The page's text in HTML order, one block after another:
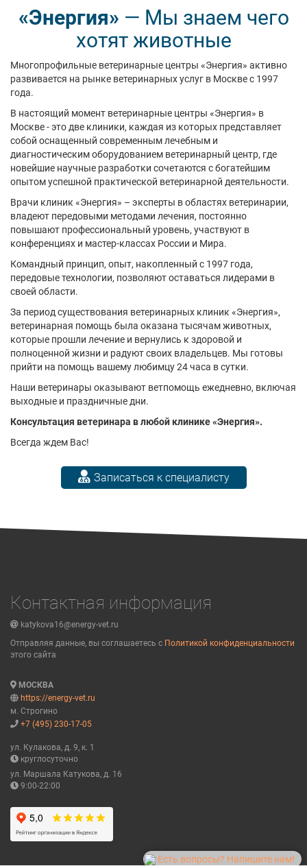
«Энергия» — Мы знаем чего
хотят животные
Многопрофильные ветеринарные центры «Энергия» активно
развивается на рынке ветеринарных услуг в Москве с 1997
года.
В настоящий момент ветеринарные центры «Энергия» в
Москве - это две клиники, каждая из которых представляет
собой оснащенный современным лечебным и
диагностическим оборудованием ветеринарный центр, где
новейшие научные разработки сочетаются с богатейшим
опытом успешной практической ветеринарной деятельности.
Врачи клиник «Энергия» – эксперты в областях ветеринарии,
владеют передовыми методами лечения, постоянно
повышают профессиональный уровень, участвуют в
конференциях и мастер-классах России и Мира.
Командный принцип, опыт, накопленный с 1997 года,
передовые технологии, позволяют оставаться лидерами в
своей области.
За период существования ветеринарных клиник «Энергия»,
ветеринарная помощь была оказана тысячам животных,
которые прошли лечение и вернулись к здоровой и
полноценной жизни и радуют своих владельцев. Мы готовы
прийти на помощь вашему любимцу 24 часа в сутки.
Наши ветеринары оказывают ветпомощь ежедневно, включая
выходные и праздничные дни.
Консультация ветеринара в любой клинике «Энергия».
Всегда ждем Вас!
Записаться к специалисту
Контактная информация
katykova16@energy-vet.ru
Отправляя данные, вы соглашаетесь с Политикой конфиденциальности
этого сайта
МОСКВА
https://energy-vet.ru
м. Строгино
+7 (495) 230-17-05
ул. Кулакова, д. 9, к. 1
круглосуточно
ул. Маршала Катукова, д. 16
9:00-22:00
Есть вопросы? Напишите нам!